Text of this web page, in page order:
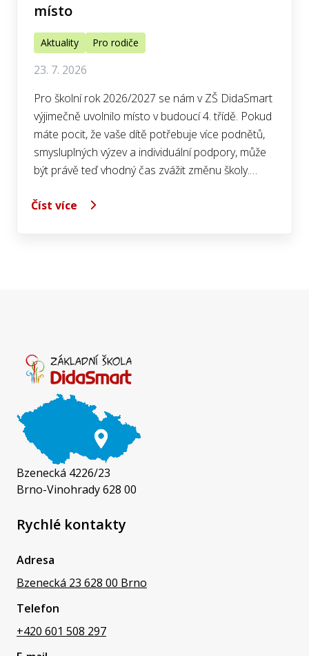
místo
Aktuality Pro rodiče
23. 7. 2026
Pro školní rok 2026/2027 se nám v ZŠ DidaSmart
výjimečně uvolnilo místo v budoucí 4. třídě. Pokud
máte pocit, že vaše dítě potřebuje více podnětů,
smysluplných výzev a individuální podpory, může
být právě teď vhodný čas zvážit změnu školy.…
Číst více
Bzenecká 4226/23
Brno-Vinohrady 628 00
Rychlé kontakty
Adresa
Bzenecká 23 628 00 Brno
Telefon
+420 601 508 297